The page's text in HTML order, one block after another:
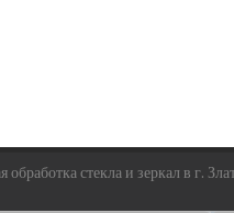
стекла и зеркал в г.